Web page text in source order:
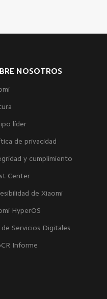
NOSOTROS
líder
de privacidad
y cumplimiento
Center
de Xiaomi
HyperOS
de Servicios Digitales
Informe